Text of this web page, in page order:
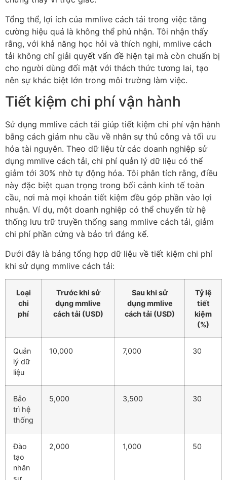
Tổng thể, lợi ích của mmlive cách tải trong việc tăng
cường hiệu quả là không thể phủ nhận. Tôi nhận thấy
rằng, với khả năng học hỏi và thích nghi, mmlive cách
tải không chỉ giải quyết vấn đề hiện tại mà còn chuẩn bị
cho người dùng đối mặt với thách thức tương lai, tạo
nên sự khác biệt lớn trong môi trường làm việc.
Tiết kiệm chi phí vận hành
Sử dụng mmlive cách tải giúp tiết kiệm chi phí vận hành
bằng cách giảm nhu cầu về nhân sự thủ công và tối ưu
hóa tài nguyên. Theo dữ liệu từ các doanh nghiệp sử
dụng mmlive cách tải, chi phí quản lý dữ liệu có thể
giảm tới 30% nhờ tự động hóa. Tôi phân tích rằng, điều
này đặc biệt quan trọng trong bối cảnh kinh tế toàn
cầu, nơi mà mọi khoản tiết kiệm đều góp phần vào lợi
nhuận. Ví dụ, một doanh nghiệp có thể chuyển từ hệ
thống lưu trữ truyền thống sang mmlive cách tải, giảm
chi phí phần cứng và bảo trì đáng kể.
Dưới đây là bảng tổng hợp dữ liệu về tiết kiệm chi phí
khi sử dụng mmlive cách tải:
Loại
chi
phí
Trước khi sử
dụng mmlive
cách tải (USD)
Sau khi sử
dụng mmlive
cách tải (USD)
Tỷ lệ
tiết
kiệm
(%)
Quản
lý dữ
liệu
10,000 7,000 30
Bảo
trì hệ
thống
5,000 3,500 30
Đào
tạo
nhân
sự
2,000 1,000 50